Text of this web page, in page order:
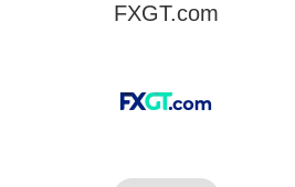
FXGT.com